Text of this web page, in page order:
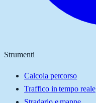
Strumenti
Calcola percorso
Traffico in tempo reale